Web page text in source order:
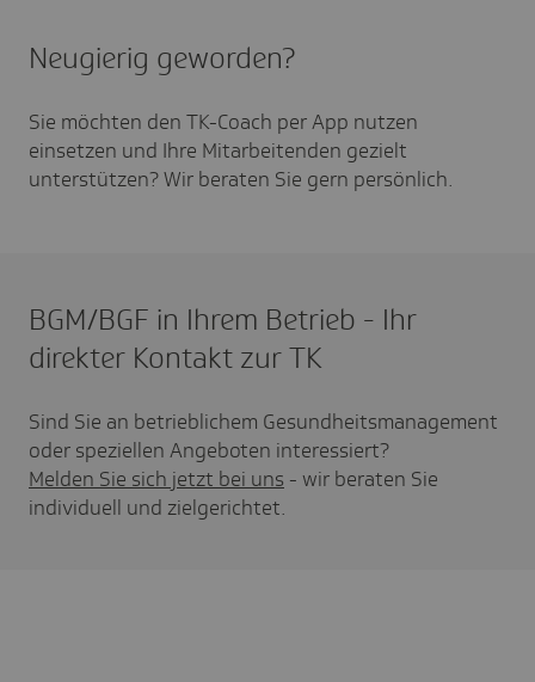
Neugierig geworden?
Sie möchten den TK-Coach per App nutzen
einsetzen und Ihre Mitarbeitenden gezielt
unterstützen? Wir beraten Sie gern persönlich.
BGM/BGF in Ihrem Betrieb - Ihr
direkter Kontakt zur TK
Sind Sie an betrieblichem Gesundheitsmanagement
oder speziellen Angeboten interessiert?
Melden Sie sich jetzt bei uns - wir beraten Sie
individuell und zielgerichtet.